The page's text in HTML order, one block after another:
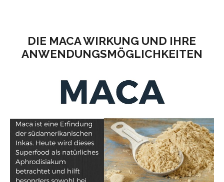
DIE MACA WIRKUNG UND IHRE
ANWENDUNGSMÖGLICHKEITEN